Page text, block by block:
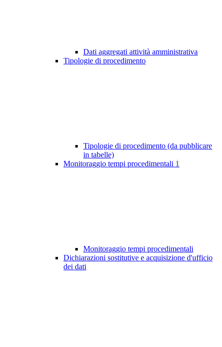
Dati aggregati attività amministrativa
Tipologie di procedimento
Tipologie di procedimento (da pubblicare
in tabelle)
Monitoraggio tempi procedimentali 1
Monitoraggio tempi procedimentali
Dichiarazioni sostitutive e acquisizione d'ufficio
dei dati